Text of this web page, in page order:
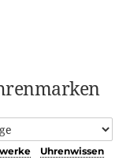
Uhrenwissen